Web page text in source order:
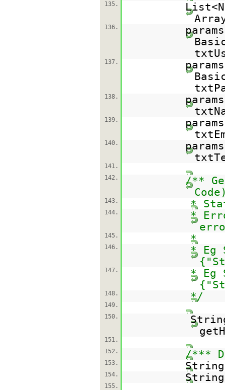
135.
136.
137.
138.
139.
140.
141.
142.
/**
143. *
144.
*
145. *
146.
* Eg
147.
* Eg
148. */
149.
150.
151.
152.
/***
153.
154.
155.